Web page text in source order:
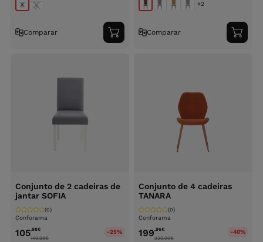
Comparar
Adicionar
ao
+2
Comparar
ao
Conjunto de 2 cadeiras de
jantar SOFIA
Conforama
(0)
105,98€
149.98€
-25%
Conjunto de 4 cadeiras
TANARA
Conforama
(0)
199,96€
339.00€
-40%